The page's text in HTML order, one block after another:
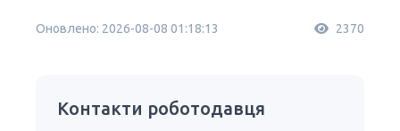
Оновлено: 2026-08-08 01:18:13 2370
Контакти роботодавця